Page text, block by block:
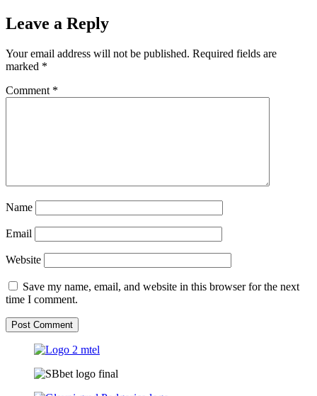
Leave a Reply
Your email address will not be published. Required fields are
marked *
Comment *
Name
Email
Website
Save my name, email, and website in this browser for the next
time I comment.